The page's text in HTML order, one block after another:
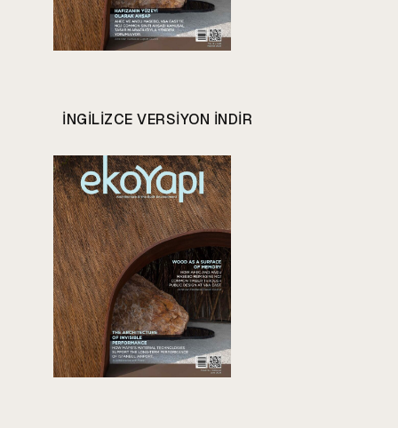
INGILIZCE VERSIYON INDIR